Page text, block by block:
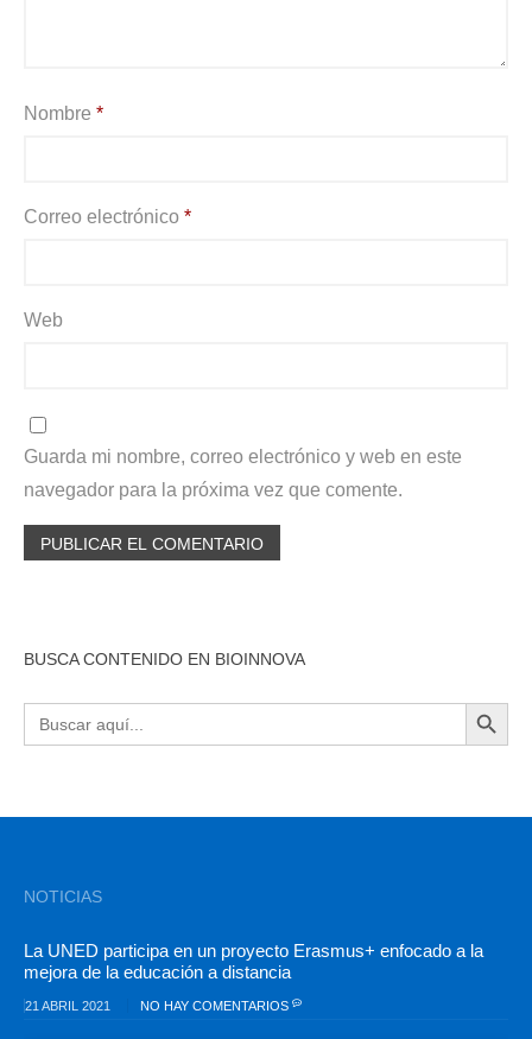
Nombre *
Correo electrónico *
Web
Guarda mi nombre, correo electrónico y web en este
navegador para la próxima vez que comente.
BUSCA CONTENIDO EN BIOINNOVA
Buscar: BOTÓN DE
NOTICIAS
La UNED participa en un proyecto Erasmus+ enfocado a la
mejora de la educación a distancia
21 ABRIL 2021 NO HAY COMENTARIOS